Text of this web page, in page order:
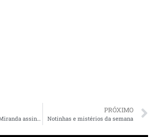
PRÓXIMO
Notinhas e mistérios da semana